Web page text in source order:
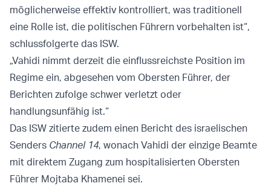
möglicherweise effektiv kontrolliert, was traditionell
eine Rolle ist, die politischen Führern vorbehalten ist“,
schlussfolgerte das ISW.
„Vahidi nimmt derzeit die einflussreichste Position im
Regime ein, abgesehen vom Obersten Führer, der
Berichten zufolge schwer verletzt oder
handlungsunfähig ist.“
Das ISW zitierte zudem einen Bericht des israelischen
Senders Channel 14, wonach Vahidi der einzige Beamte
mit direktem Zugang zum hospitalisierten Obersten
Führer Mojtaba Khamenei sei.